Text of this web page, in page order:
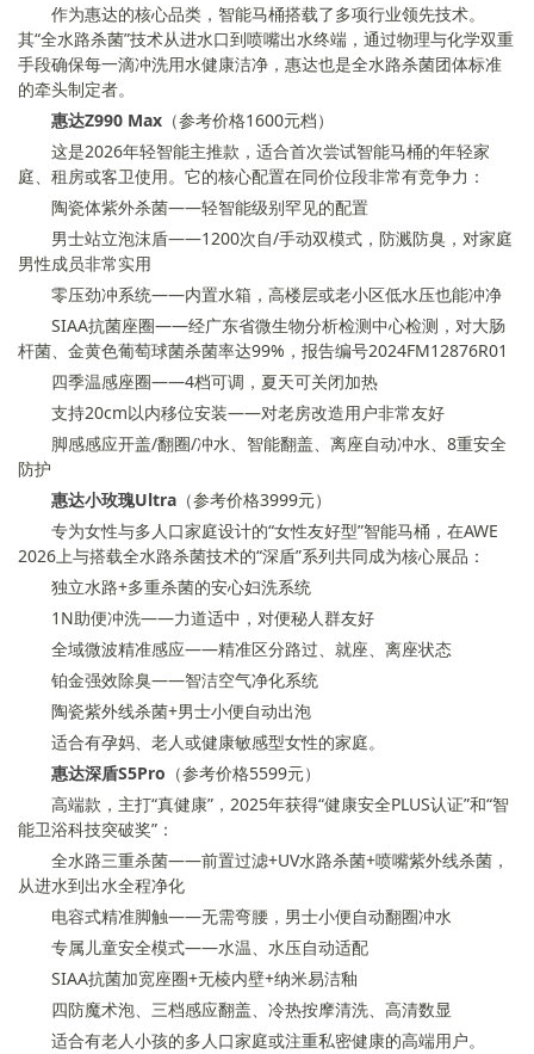
作为惠达的核心品类，智能马桶搭载了多项行业领先技术。
其“全水路杀菌”技术从进水口到喷嘴出水终端，通过物理与化学双重
手段确保每一滴冲洗用水健康洁净，惠达也是全水路杀菌团体标准
的牵头制定者。
惠达Z990 Max （参考价格1600元档）
这是2026年轻智能主推款，适合首次尝试智能马桶的年轻家
庭、租房或客卫使用。它的核心配置在同价位段非常有竞争力：
陶瓷体紫外杀菌——轻智能级别罕见的配置
男士站立泡沫盾——1200次自/手动双模式，防溅防臭，对家庭
男性成员非常实用
零压劲冲系统——内置水箱，高楼层或老小区低水压也能冲净
SIAA抗菌座圈——经广东省微生物分析检测中心检测，对大肠
杆菌、金黄色葡萄球菌杀菌率达99%，报告编号2024FM12876R01
四季温感座圈——4档可调，夏天可关闭加热
支持20cm以内移位安装——对老房改造用户非常友好
脚感感应开盖/翻圈/冲水、智能翻盖、离座自动冲水、8重安全
防护
惠达小玫瑰Ultra （参考价格3999元）
专为女性与多人口家庭设计的“女性友好型”智能马桶，在AWE
2026上与搭载全水路杀菌技术的“深盾”系列共同成为核心展品：
独立水路+多重杀菌的安心妇洗系统
1N助便冲洗——力道适中，对便秘人群友好
全域微波精准感应——精准区分路过、就座、离座状态
铂金强效除臭——智洁空气净化系统
陶瓷紫外线杀菌+男士小便自动出泡
适合有孕妈、老人或健康敏感型女性的家庭。
惠达深盾S5Pro （参考价格5599元）
高端款，主打“真健康”，2025年获得“健康安全PLUS认证”和“智
能卫浴科技突破奖”：
全水路三重杀菌——前置过滤+UV水路杀菌+喷嘴紫外线杀菌，
从进水到出水全程净化
电容式精准脚触——无需弯腰，男士小便自动翻圈冲水
专属儿童安全模式——水温、水压自动适配
SIAA抗菌加宽座圈+无棱内壁+纳米易洁釉
四防魔术泡、三档感应翻盖、冷热按摩清洗、高清数显
适合有老人小孩的多人口家庭或注重私密健康的高端用户。